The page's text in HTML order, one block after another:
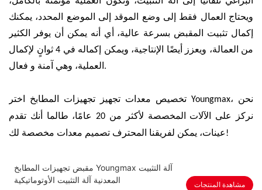
ويحتاج العمال فقط إلى وضع الموقد إلى الموضع المحدد، يمكنك
إكمال تثبيت المقبض بسرعة عالية، أي أنه يمكن أن يوفر الكثير
من العمالة، ويعزز أيضًا الإنتاجية، ويمكن إكماله في 4 ثوانٍ لإكمال
العملية، وهي آمنة و فعال.
تخصيص معدات تجهيز تجهيزات المطابخ اختر Youngmax، نحن
نركز على الآلات المخصصة لأكثر من 20 عامًا، طالما أنك تقدم
عينات، يمكن لفريقنا المحترف تصميم معدات مخصصة لك!
مقبض تجهيزات المطابخ Youngmax آلة التثبيت
المعدنية آلة التثبيت الأوتوماتيكية
مشاهدة المنتجات